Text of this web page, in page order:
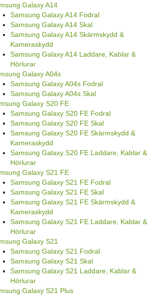
Galaxy A14
Samsung Galaxy A14 Fodral
Samsung Galaxy A14 Skal
Samsung Galaxy A14 Skärmskydd &
Kameraskydd
Samsung Galaxy A14 Laddare, Kablar &
Hörlurar
Galaxy A04s
Samsung Galaxy A04s Fodral
Samsung Galaxy A04s Skal
Galaxy S20 FE
Samsung Galaxy S20 FE Fodral
Samsung Galaxy S20 FE Skal
Samsung Galaxy S20 FE Skärmskydd &
Kameraskydd
Samsung Galaxy S20 FE Laddare, Kablar &
Hörlurar
Galaxy S21 FE
Samsung Galaxy S21 FE Fodral
Samsung Galaxy S21 FE Skal
Samsung Galaxy S21 FE Skärmskydd &
Kameraskydd
Samsung Galaxy S21 FE Laddare, Kablar &
Hörlurar
Galaxy S21
Samsung Galaxy S21 Fodral
Samsung Galaxy S21 Skal
Samsung Galaxy S21 Laddare, Kablar &
Hörlurar
Galaxy S21 Plus